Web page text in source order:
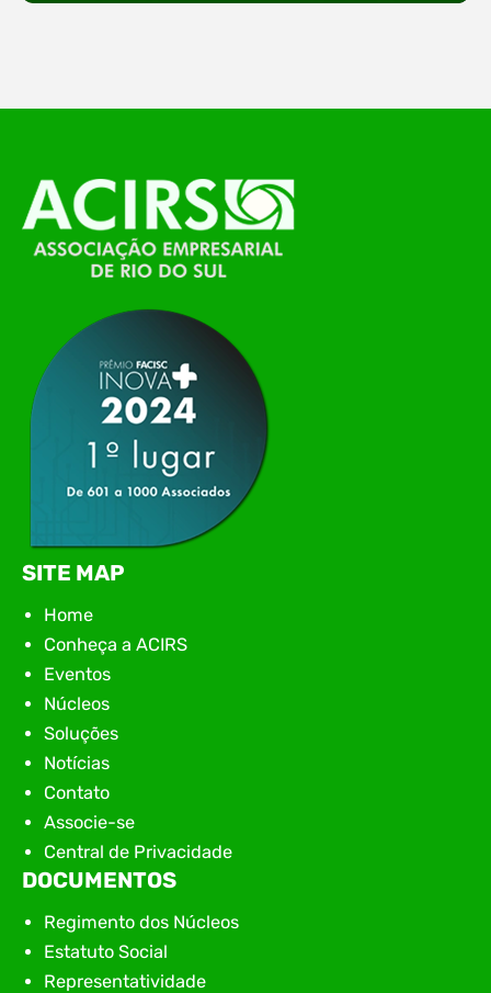
O Polo ACATE-ACIRS, por meio do NIAVI – Núcleo
de Tecnologia da Informação do Alto Vale do
Itajaí, realizou, no dia 21 de julho, o evento
Conexão Tech NIAVI, reunindo empresas de
tecnologia da região para uma noite de
apresentação de novas iniciativas para o setor. O
encontro aconteceu em Rio…
SITE MAP
Home
Conheça a ACIRS
Eventos
Núcleos
Soluções
Notícias
Contato
Associe-se
Central de Privacidade
DOCUMENTOS
Regimento dos Núcleos
Estatuto Social
Representatividade